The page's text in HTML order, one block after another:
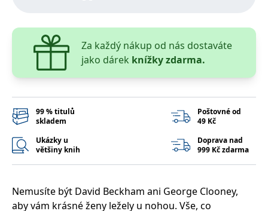
Za každý nákup od nás dostaváte
jako dárek knížky zdarma.
99 % titulů
skladem
Poštovné od
49 Kč
Ukázky u
většiny knih
Doprava nad
999 Kč zdarma
Nemusíte být David Beckham ani George Clooney,
aby vám krásné ženy ležely u nohou. Vše, co